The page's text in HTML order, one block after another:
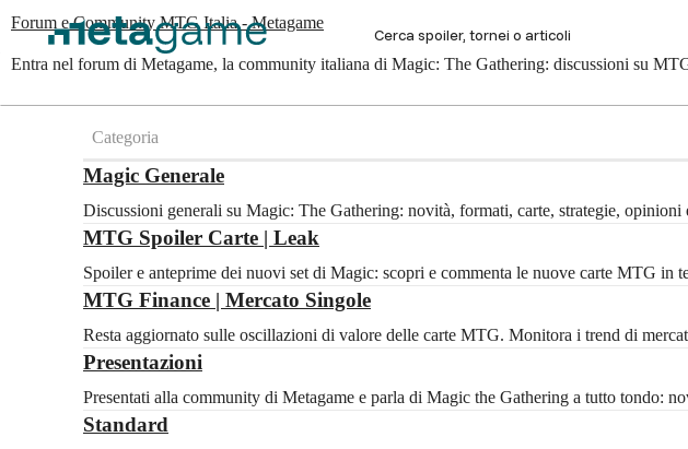
Forum e Community MTG Italia - Metagame
Entra nel forum di Metagame, la community italiana di Magic: The Gathering: discussioni su
Categoria
Magic Generale
Discussioni generali su Magic: The Gathering: novità, formati, carte, strategie,
MTG Spoiler Carte | Leak
Spoiler e anteprime dei nuovi set di Magic: scopri e commenta le nuove carte MTG in
MTG Finance | Mercato Singole
Resta aggiornato sulle oscillazioni di valore delle carte MTG. Monitora i trend di
Presentazioni
Presentati alla community di Metagame e parla di Magic the Gathering a tutto tondo:
Standard